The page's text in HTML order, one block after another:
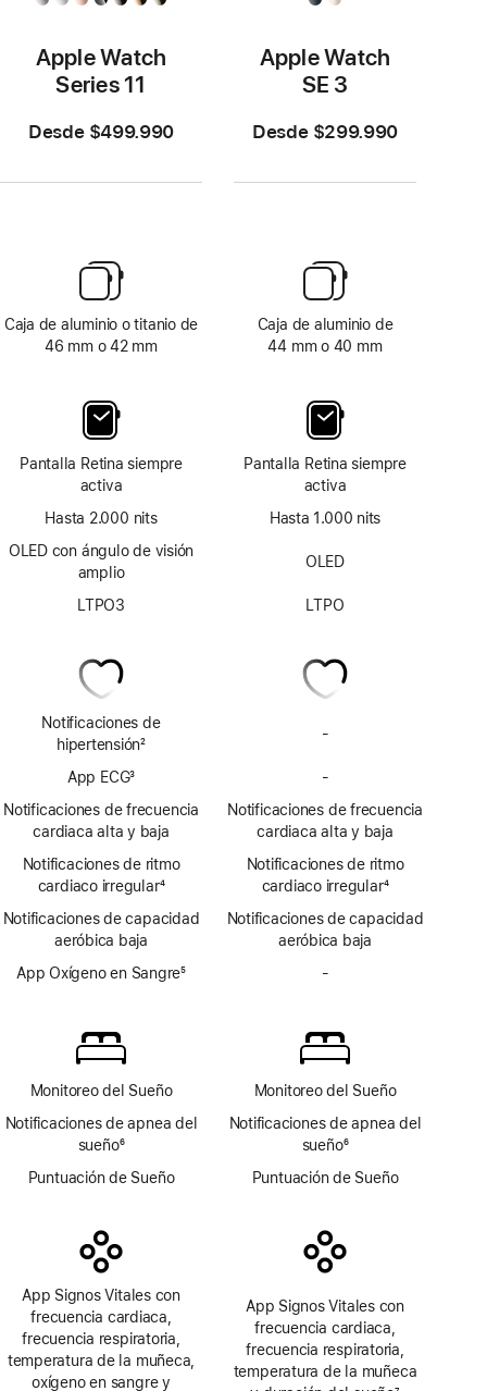
Apple Watch
Series 11
Desde $499.990
Caja de aluminio o titanio de
46 mm o 42 mm
Pantalla Retina siempre
activa
Hasta 2.000 nits
OLED con ángulo de visión
amplio
LTPO3
Notificaciones de
hipertensión
pie
2
App ECG
a
pie
de
página
3
Notificaciones de frecuencia
cardiaca alta y baja
Notificaciones de ritmo
cardiaco irregular
a
de
4
Notificaciones de capacidad
aeróbica baja
App Oxígeno en Sangre
página
5
Monitoreo del Sueño
Notificaciones de apnea del
sueño6
Puntuación de Sueño
App Signos Vitales con
frecuencia cardiaca,
frecuencia respiratoria,
temperatura de la muñeca,
oxígeno en sangre y
Apple Watch
SE 3
Desde $299.990
Caja de aluminio de
44 mm o 40 mm
Pantalla Retina siempre
activa
Hasta 1.000 nits
OLED
LTPO
-
-
ECG
Notificaciones de frecuencia
cardiaca alta y baja
Notificaciones de ritmo
cardiaco irregular
a
4
Notificaciones de capacidad
aeróbica baja
-
en
Sangre
Monitoreo del Sueño
Notificaciones de apnea del
sueño6
Puntuación de Sueño
App Signos Vitales con
frecuencia cardiaca,
frecuencia respiratoria,
temperatura de la muñeca